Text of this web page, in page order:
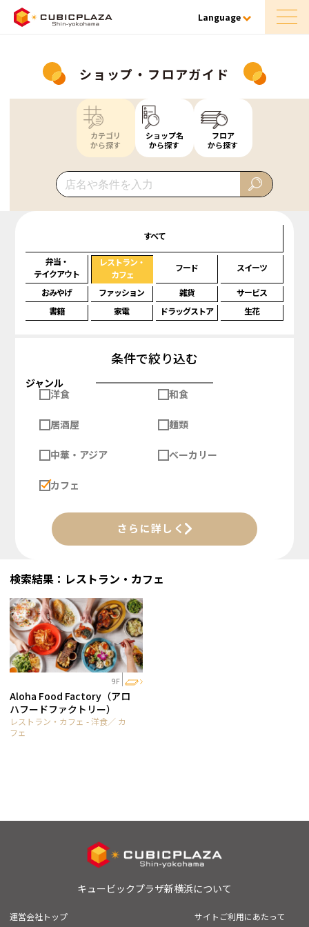
Language
ショップ・フロアガイド
カテゴリ
から探す
ショップ名
から探す
フロア
から探す
すべて
弁当・
テイクアウト
レストラン・
カフェ
フード スイーツ
おみやげ ファッション 雑貨
サービス
書籍
家電 ドラッグストア 生花
条件で絞り込む
ジャンル
洋食
和食
居酒屋 麺類
中華・アジア ベーカリー
カフェ
さらに詳しく
検索結果：レストラン・カフェ
9F
Aloha Food Factory（アロ
ハフードファクトリー）
レストラン・カフェ - 洋食／ カ
フェ
キュービックプラザ新横浜について
運営会社トップ サイトご利用にあたって